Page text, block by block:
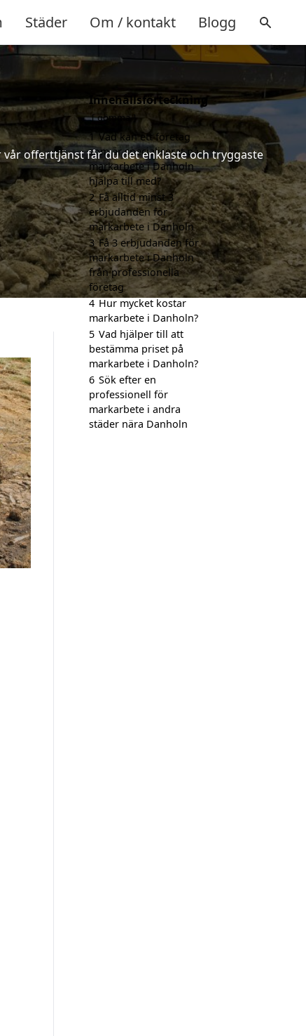
Städer Om / kontakt Blogg
offerttjänst får du det enklaste och tryggaste
Innehållsförteckning
gömma
1 Vad kan ett företag
som är specialiserat på
markarbete i Danholn
hjälpa till med?
2 Få alltid minst 3
erbjudanden för
markarbete i Danholn
3 Få 3 erbjudanden för
markarbete i Danholn
från professionella
företag
4 Hur mycket kostar
markarbete i Danholn?
5 Vad hjälper till att
bestämma priset på
markarbete i Danholn?
6 Sök efter en
professionell för
markarbete i andra
städer nära Danholn